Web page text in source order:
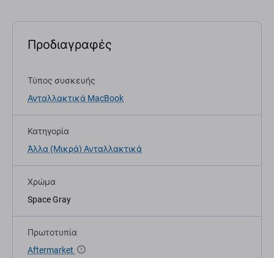
Προδιαγραφές
Τύπος συσκευής
Ανταλλακτικά MacBook
Κατηγορία
Άλλα (Μικρά) Ανταλλακτικά
Χρώμα
Space Gray
Πρωτοτυπία
Aftermarket